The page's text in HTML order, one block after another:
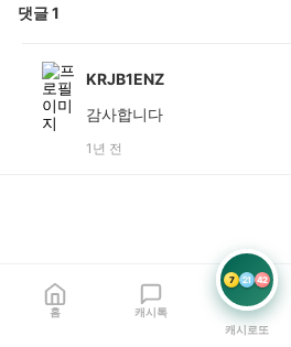
댓글1
KRJB1ENZ
감사합니다
1년 전
홈 캐시톡
7 21 42
캐시로또